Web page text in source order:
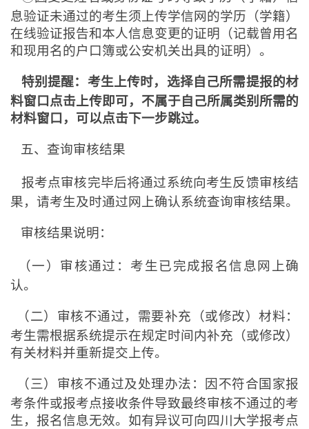
息验证未通过的考生须上传学信网的学历（学籍）
在线验证报告和本人信息变更的证明（记载曾用名
和现用名的户口簿或公安机关出具的证明）。
特别提醒：考生上传时，选择自己所需提报的材
料窗口点击上传即可，不属于自己所属类别所需的
材料窗口，可以点击下一步跳过。
五、查询审核结果
报考点审核完毕后将通过系统向考生反馈审核结
果，请考生及时通过网上确认系统查询审核结果。
审核结果说明：
（一）审核通过：考生已完成报名信息网上确
认。
（二）审核不通过，需要补充（或修改）材料：
考生需根据系统提示在规定时间内补充（或修改）
有关材料并重新提交上传。
（三）审核不通过及处理办法：因不符合国家报
考条件或报考点接收条件导致最终审核不通过的考
生，报名信息无效。如有异议可向四川大学报考点